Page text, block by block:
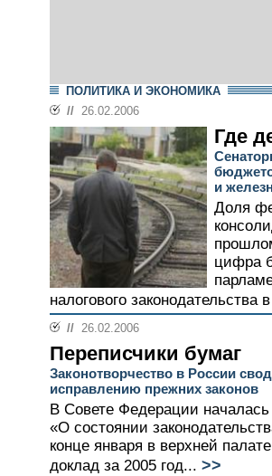
ПОЛИТИКА И ЭКОНОМИКА
// 26.02.2006
Где
и
Доля
цифра
налогового законодательства
// 26.02.2006
Переписчики бумаг
Законотворчество в России
исправлению прежних законов
В Совете Федерации
«О состоянии
конце января в верхней
доклад за 2005 год... >>